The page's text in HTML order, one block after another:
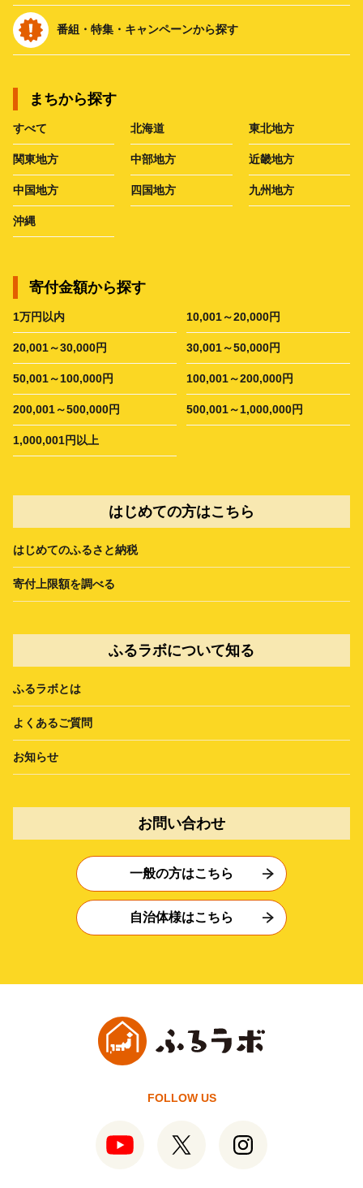
番組・特集・キャンペーンから探す
まちから探す
すべて 北海道 東北地方
関東地方 中部地方 近畿地方
中国地方 四国地方 九州地方
沖縄
寄付金額から探す
1万円以内 10,001～20,000円
20,001～30,000円 30,001～50,000円
50,001～100,000円 100,001～200,000円
200,001～500,000円 500,001～1,000,000円
1,000,001円以上
はじめての方はこちら
はじめてのふるさと納税
寄付上限額を調べる
ふるラボについて知る
ふるラボとは
よくあるご質問
お知らせ
お問い合わせ
一般の方はこちら
自治体様はこちら
FOLLOW US